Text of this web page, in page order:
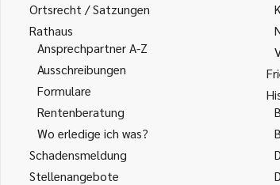
Ortsrecht / Satzungen
Rathaus
Ansprechpartner A-Z
Ausschreibungen
Formulare
Rentenberatung
Wo erledige ich was?
Schadensmeldung
Stellenangebote